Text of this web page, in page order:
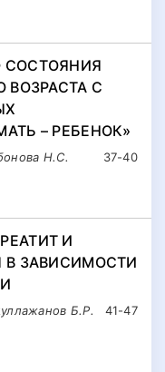
СОСТОЯНИЯ
ВОЗРАСТА С
– РЕБЕНОК»
37-40
Н.С.
И
В ЗАВИСИМОСТИ
41-47
Б.Р.